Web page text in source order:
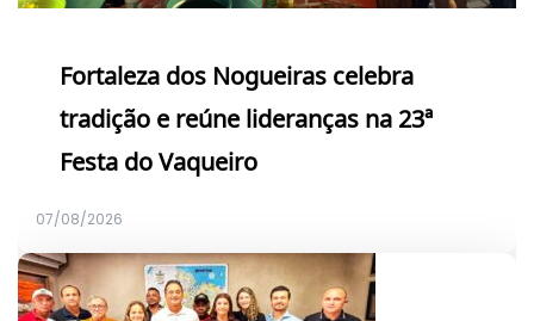
Fortaleza dos Nogueiras celebra
tradição e reúne lideranças na 23ª
Festa do Vaqueiro
07/08/2026